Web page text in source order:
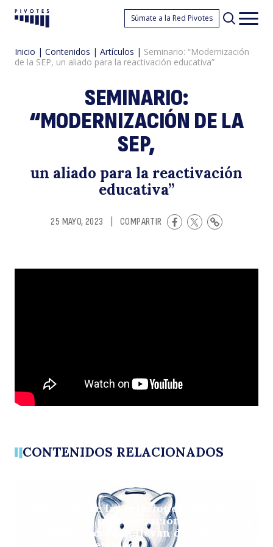
la
Pivotes Súmate a la Red Pivotes
Inicio | Contenidos | Artículos | Seminario: “Modernización
de la SEP, un aliado para la reactivación educativa”
SEMINARIO:
“MODERNIZACIÓN DE LA
SEP,
un aliado para la reactivación
educativa”
25 MAYO, 2023 COMPARTIR
CONTENIDOS RELACIONADOS
Solo el 14% de las relaciones laborales
termina con indemnización, y el 60%
de quienes acceden llevan dos años o